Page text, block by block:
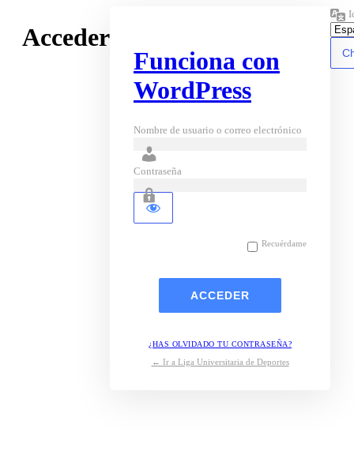
Acceder
Funciona con
WordPress
Nombre de usuario o correo electrónico
Contraseña
Recuérdame
¿HAS OLVIDADO TU CONTRASEÑA?
← Ir a Liga Universitaria de Deportes